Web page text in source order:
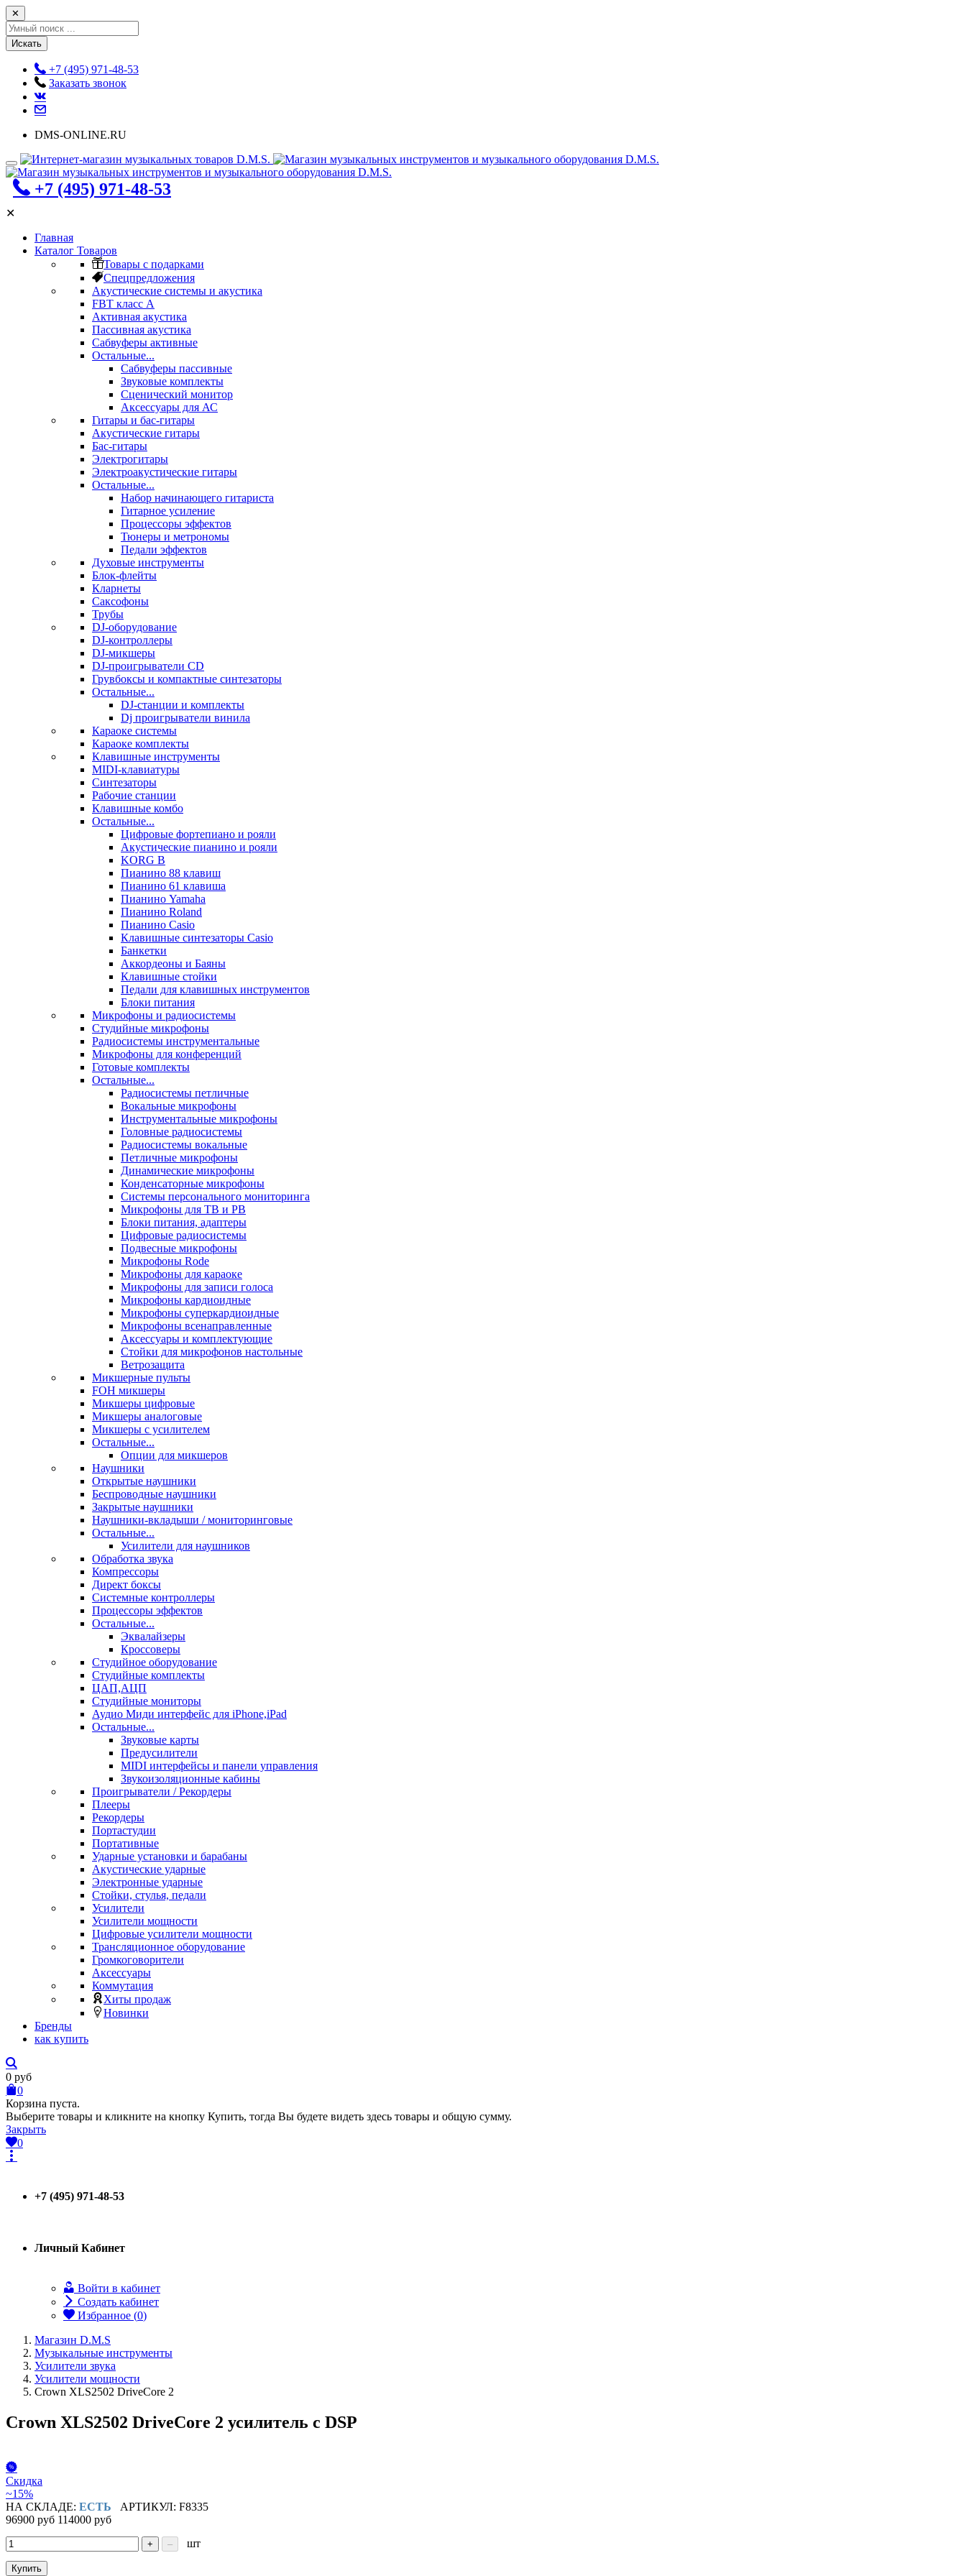
✕
Искать
+7 (495) 971-48-53
Заказать звонок
DMS-ONLINE.RU
+7 (495) 971-48-53
✕
Главная
Каталог Товаров
Товары с подарками
Спецпредложения
Акустические системы и акустика
FBT класс А
Активная акустика
Пассивная акустика
Сабвуферы активные
Остальные...
Сабвуферы пассивные
Звуковые комплекты
Сценический монитор
Аксессуары для АС
Гитары и бас-гитары
Акустические гитары
Бас-гитары
Электрогитары
Электроакустические гитары
Остальные...
Набор начинающего гитариста
Гитарное усиление
Процессоры эффектов
Тюнеры и метрономы
Педали эффектов
Духовые инструменты
Блок-флейты
Кларнеты
Саксофоны
Трубы
DJ-оборудование
DJ-контроллеры
DJ-микшеры
DJ-проигрыватели CD
Грувбоксы и компактные синтезаторы
Остальные...
DJ-станции и комплекты
Dj проигрыватели винила
Караоке системы
Караоке комплекты
Клавишные инструменты
MIDI-клавиатуры
Синтезаторы
Рабочие станции
Клавишные комбо
Остальные...
Цифровые фортепиано и рояли
Акустические пианино и рояли
KORG B
Пианино 88 клавиш
Пианино 61 клавиша
Пианино Yamaha
Пианино Roland
Пианино Casio
Клавишные синтезаторы Casio
Банкетки
Аккордеоны и Баяны
Клавишные стойки
Педали для клавишных инструментов
Блоки питания
Микрофоны и радиосистемы
Студийные микрофоны
Радиосистемы инструментальные
Микрофоны для конференций
Готовые комплекты
Остальные...
Радиосистемы петличные
Вокальные микрофоны
Инструментальные микрофоны
Головные радиосистемы
Радиосистемы вокальные
Петличные микрофоны
Динамические микрофоны
Конденсаторные микрофоны
Системы персонального мониторинга
Микрофоны для ТВ и РВ
Блоки питания, адаптеры
Цифровые радиосистемы
Подвесные микрофоны
Микрофоны Rode
Микрофоны для караоке
Микрофоны для записи голоса
Микрофоны кардиоидные
Микрофоны суперкардиоидные
Микрофоны всенаправленные
Аксессуары и комплектующие
Стойки для микрофонов настольные
Ветрозащита
Микшерные пульты
FOH микшеры
Микшеры цифровые
Микшеры аналоговые
Микшеры с усилителем
Остальные...
Опции для микшеров
Наушники
Открытые наушники
Беспроводные наушники
Закрытые наушники
Наушники-вкладыши / мониторинговые
Остальные...
Усилители для наушников
Обработка звука
Компрессоры
Директ боксы
Системные контроллеры
Процессоры эффектов
Остальные...
Эквалайзеры
Кроссоверы
Студийное оборудование
Студийные комплекты
ЦАП,АЦП
Студийные мониторы
Аудио Миди интерфейс для iPhone,iPad
Остальные...
Звуковые карты
Предусилители
MIDI интерфейсы и панели управления
Звукоизоляционные кабины
Проигрыватели / Рекордеры
Плееры
Рекордеры
Портастудии
Портативные
Ударные установки и барабаны
Акустические ударные
Электронные ударные
Стойки, стулья, педали
Усилители
Усилители мощности
Цифровые усилители мощности
Трансляционное оборудование
Громкоговорители
Аксессуары
Коммутация
Хиты продаж
Новинки
Бренды
как купить
0 руб
0
Корзина пуста.
Выберите товары и кликните на кнопку Купить, тогда Вы будете видеть здесь товары и общую сумму.
Закрыть
0
+7 (495) 971-48-53
Личный Кабинет
Войти в кабинет
Создать кабинет
Избранное (0)
Магазин D.M.S
Музыкальные инструменты
Усилители звука
Усилители мощности
Crown XLS2502 DriveCore 2
Crown XLS2502 DriveCore 2 усилитель c DSP
Скидка
~15%
НА СКЛАДЕ: ЕСТЬ АРТИКУЛ: F8335
96900 руб 114000 руб
+ – шт
Купить